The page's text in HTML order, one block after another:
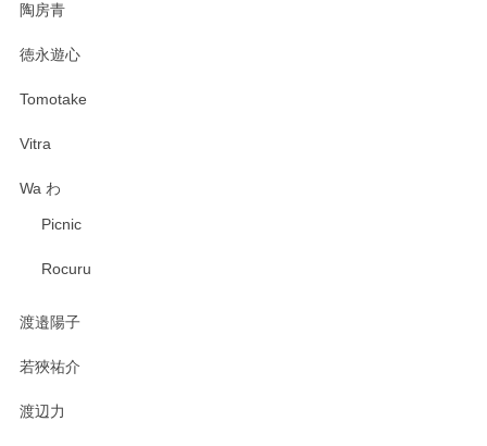
陶房青
徳永遊心
Tomotake
Vitra
Wa わ
Picnic
Rocuru
渡邉陽子
若狹祐介
渡辺力